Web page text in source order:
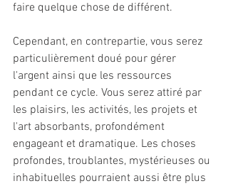
faire quelque chose de différent.
Cependant, en contrepartie, vous serez
particulièrement doué pour gérer
l'argent ainsi que les ressources
pendant ce cycle. Vous serez attiré par
les plaisirs, les activités, les projets et
l'art absorbants, profondément
engageant et dramatique. Les choses
profondes, troublantes, mystérieuses ou
inhabituelles pourraient aussi être plus